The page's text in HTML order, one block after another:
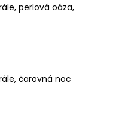
perlová oáza,
čarovná noc